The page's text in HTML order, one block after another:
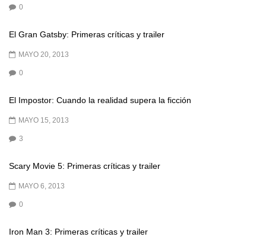
0
El Gran Gatsby: Primeras críticas y trailer
MAYO 20, 2013
0
El Impostor: Cuando la realidad supera la ficción
MAYO 15, 2013
3
Scary Movie 5: Primeras críticas y trailer
MAYO 6, 2013
0
Iron Man 3: Primeras críticas y trailer